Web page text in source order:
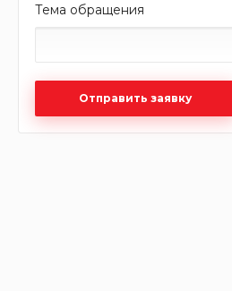
Тема обращения
Отправить заявку